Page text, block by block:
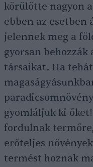
körülötte nagyon a
ebben az esetben
jelennek meg a
gyorsan
társaikat. Ha
gyomláljuk ki
fordulnak termőre,
erőteljes
termést hoznak